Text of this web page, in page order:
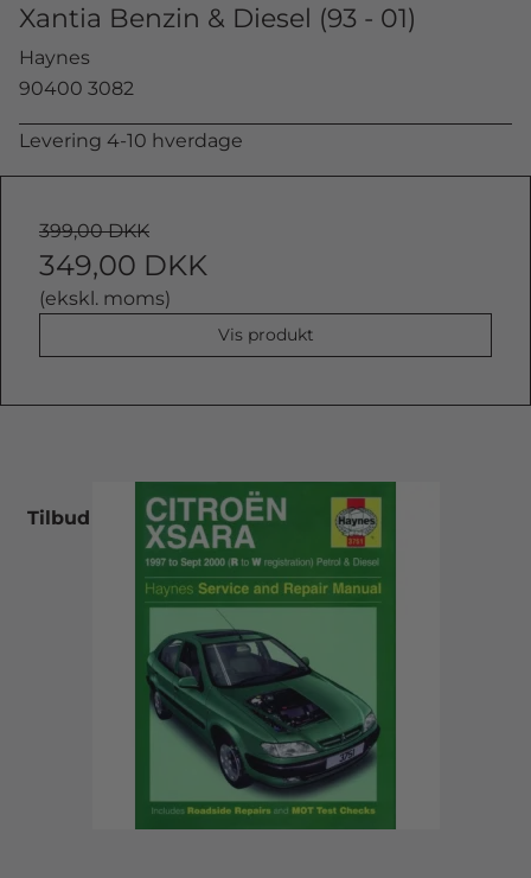
Xantia Benzin & Diesel (93 - 01)
Haynes
90400 3082
Levering 4-10 hverdage
399,00 DKK
349,00 DKK
(ekskl. moms)
Vis produkt
Tilbud